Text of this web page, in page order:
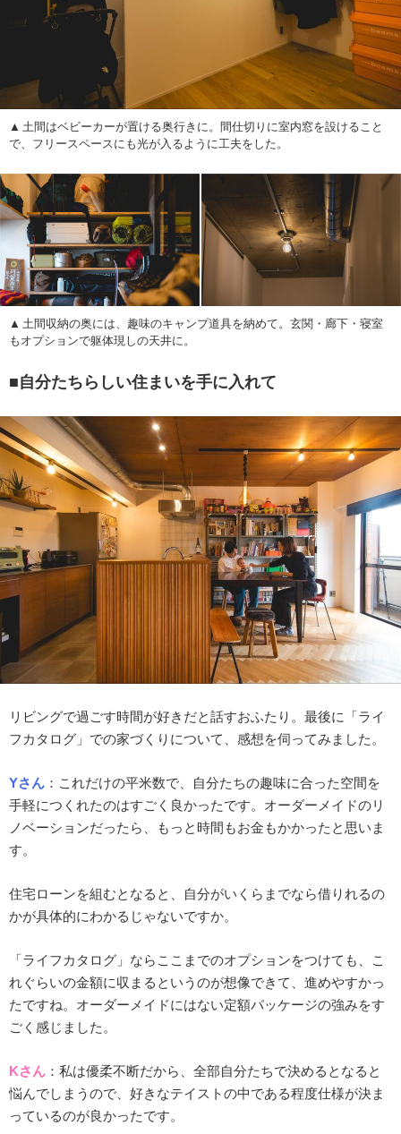
土間はベビーカーが置ける奥行きに。間仕切りに室内窓を設けること
で、フリースペースにも光が入るように工夫をした。
土間収納の奥には、趣味のキャンプ道具を納めて。玄関・廊下・寝室
もオプションで躯体現しの天井に。
■自分たちらしい住まいを手に入れて
リビングで過ごす時間が好きだと話すおふたり。最後に「ライ
フカタログ」での家づくりについて、感想を伺ってみました。
Yさん ： これだけの平米数で、自分たちの趣味に合った空間を
手軽につくれたのはすごく良かったです。オーダーメイドのリ
ノベーションだったら、もっと時間もお金もかかったと思いま
す。
住宅ローンを組むとなると、自分がいくらまでなら借りれるの
かが具体的にわかるじゃないですか。
「ライフカタログ」ならここまでのオプションをつけても、こ
れぐらいの金額に収まるというのが想像できて、進めやすかっ
たですね。オーダーメイドにはない定額パッケージの強みをす
ごく感じました。
Kさん ：私は優柔不断だから、全部自分たちで決めるとなると
悩んでしまうので、好きなテイストの中である程度仕様が決ま
っているのが良かったです。